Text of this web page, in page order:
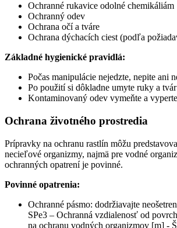
Ochranné rukavice odolné chemikáliám
Ochranný odev
Ochrana očí a tváre
Ochrana dýchacích ciest (podľa
Základné hygienické pravidlá:
Počas manipulácie nejedzte, nepite ani
Po použití si dôkladne umyte ruky a tvár
Kontaminovaný odev vymeňte a
Ochrana životného prostredia
Prípravky na ochranu rastlín môžu
necieľové organizmy, najmä pre vodné
ochranných opatrení je povinné.
Povinné opatrenia:
Ochranné pásmo: dodržiavajte
SPe3 – Ochranná vzdialenosť od
na ochranu vodných organizmov [m] -